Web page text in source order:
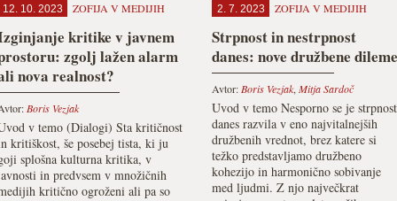
12. 10. 2023 ZOFIJA V MEDIJIH
kritike v javnem
zgolj lažen alarm
nova realnost?
Boris Vezjak
v temo (Dialogi) Sta kritičnost
kritiškost, še posebej tista, ki ju
splošna kulturna kritika, v
in predvsem v množičnih
kritično ogroženi ali pa so
2. 7. 2023 ZOFIJA V MEDIJIH
Strpnost in nestrpnost
danes: nove družbene dileme
Avtor: Boris Vezjak, Mitja Sardoč
Uvod v temo Nesporno se je strpnost
danes razvila v eno najvitalnejših
družbenih vrednot, brez katere si
težko predstavljamo družbeno
kohezijo in harmonično sobivanje
med ljudmi. Z njo največkrat